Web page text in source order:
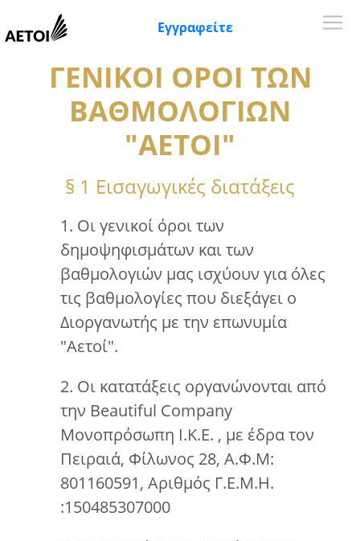
Εγγραφείτε
ΓΕΝΙΚΟΙ ΟΡΟΙ ΤΩΝ
ΒΑΘΜΟΛΟΓΙΩΝ
"ΑΕΤΟΙ"
§ 1 Εισαγωγικές διατάξεις
1. Οι γενικοί όροι των
δημοψηφισμάτων και των
βαθμολογιών μας ισχύουν για όλες
τις βαθμολογίες που διεξάγει ο
Διοργανωτής με την επωνυμία
"Αετοί".
2. Οι κατατάξεις οργανώνονται από
την Beautiful Company
Μονοπρόσωπη Ι.Κ.Ε. , με έδρα τον
Πειραιά, Φίλωνος 28, Α.Φ.Μ:
801160591, Αριθμός Γ.Ε.Μ.Η.
:150485307000